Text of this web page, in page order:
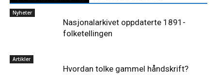
Nyheter
Nasjonalarkivet oppdaterte 1891-
folketellingen
Artikler
Hvordan tolke gammel håndskrift?